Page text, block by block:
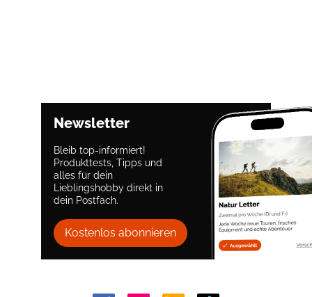
Newsletter
Bleib top-informiert!
Produkttests, Tipps und
alles für dein
Lieblingshobby direkt in
dein Postfach.
Kostenlos abonnieren